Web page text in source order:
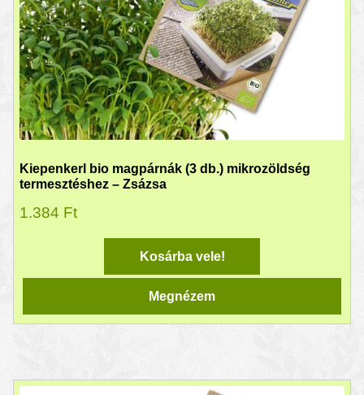
Kiepenkerl bio magpárnák (3 db.) mikrozöldség
termesztéshez – Zsázsa
1.384 Ft
Kosárba vele!
Megnézem